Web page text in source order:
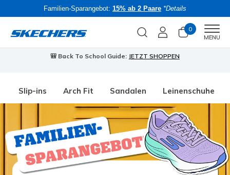
Familien-Sparangebot: 15% ab 2 Paare *Details
0
MENU
🎒 Back To School Guide: JETZT SHOPPEN
Slip-ins Arch Fit Sandalen Leinenschuhe